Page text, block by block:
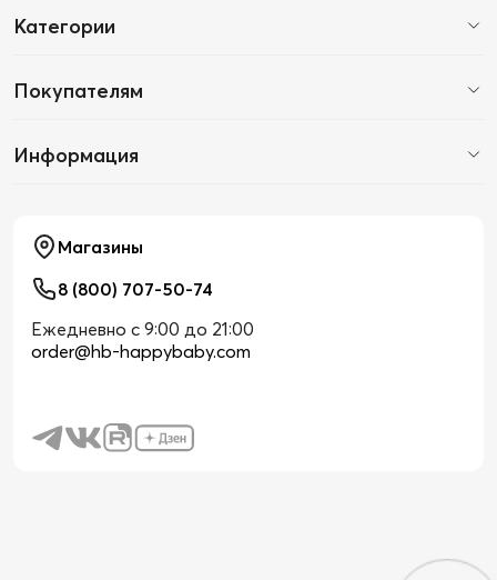
Категории
Покупателям
Информация
Магазины
8 (800) 707-50-74
Ежедневно с 9:00 до 21:00
order@hb-happybaby.com